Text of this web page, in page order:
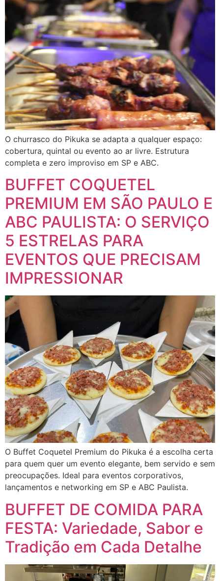
O churrasco do Pikuka se adapta a qualquer espaço:
cobertura, quintal ou evento ao ar livre. Estrutura
completa e zero improviso em SP e ABC.
BUFFET COQUETEL
PREMIUM EM SÃO PAULO E
ABC PAULISTA: O SERVIÇO
5 ESTRELAS PARA
EVENTOS QUE PRECISAM
IMPRESSIONAR
O Buffet Coquetel Premium do Pikuka é a escolha certa
para quem quer um evento elegante, bem servido e sem
preocupações. Ideal para eventos corporativos,
lançamentos e networking em SP e ABC Paulista.
BUFFET DE COMIDA PARA
FESTA: Variedade, Sabor e
Tradição em Cada Detalhe